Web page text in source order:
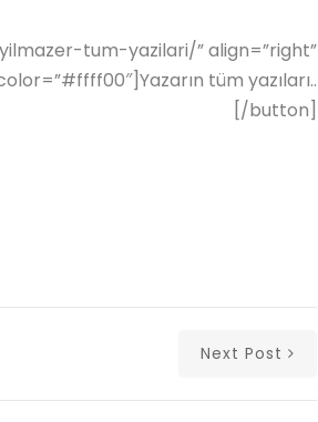
tum-yazilari/” align=”right”
tüm yazıları..
[/button]
Next Post